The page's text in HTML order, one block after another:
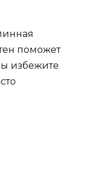
поможет
избежите